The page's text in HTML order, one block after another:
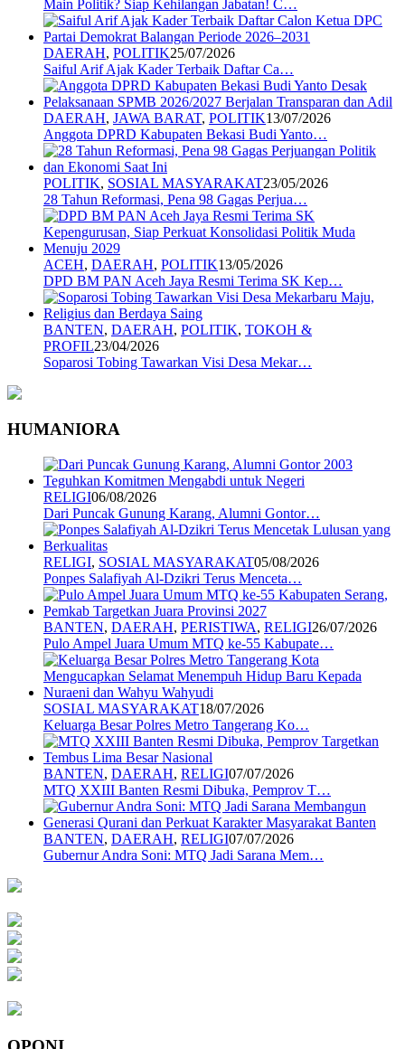
Main Politik? Siap Kehilangan Jabatan! C…
DAERAH, POLITIK25/07/2026
Saiful Arif Ajak Kader Terbaik Daftar Ca…
DAERAH, JAWA BARAT, POLITIK13/07/2026
Anggota DPRD Kabupaten Bekasi Budi Yanto…
POLITIK, SOSIAL MASYARAKAT23/05/2026
28 Tahun Reformasi, Pena 98 Gagas Perjua…
ACEH, DAERAH, POLITIK13/05/2026
DPD BM PAN Aceh Jaya Resmi Terima SK Kep…
BANTEN, DAERAH, POLITIK, TOKOH &
PROFIL23/04/2026
Soparosi Tobing Tawarkan Visi Desa Mekar…
HUMANIORA
RELIGI06/08/2026
Dari Puncak Gunung Karang, Alumni Gontor…
RELIGI, SOSIAL MASYARAKAT05/08/2026
Ponpes Salafiyah Al-Dzikri Terus Menceta…
BANTEN, DAERAH, PERISTIWA, RELIGI26/07/2026
Pulo Ampel Juara Umum MTQ ke-55 Kabupate…
SOSIAL MASYARAKAT18/07/2026
Keluarga Besar Polres Metro Tangerang Ko…
BANTEN, DAERAH, RELIGI07/07/2026
MTQ XXIII Banten Resmi Dibuka, Pemprov T…
BANTEN, DAERAH, RELIGI07/07/2026
Gubernur Andra Soni: MTQ Jadi Sarana Mem…